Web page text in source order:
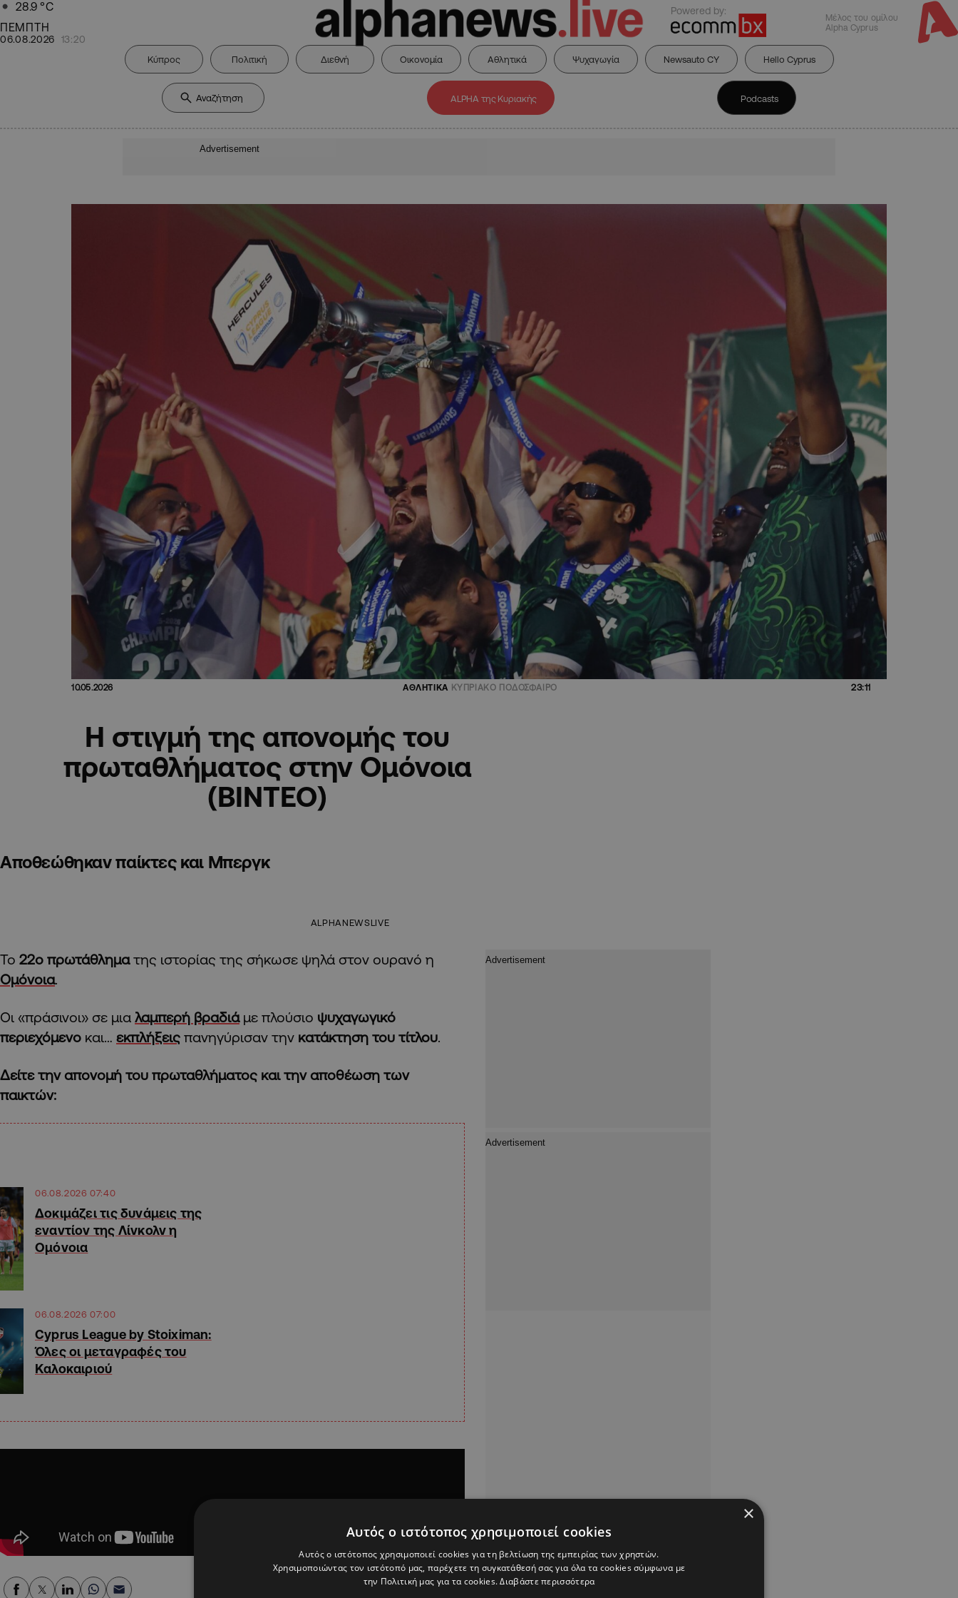
28.9 °C
ΠΕΜΠΤΗ
06.08.2026 13:20
Powered by:
Μέλος του ομίλου
Alpha Cyprus
Κύπρος Πολιτική Διεθνή Οικονομία Αθλητικά Ψυχαγωγία Newsauto CY Hello Cyprus
ALPHA της Κυριακής Podcasts
Advertisement
10.05.2026 ΑΘΛΗΤΙΚΑ ΚΥΠΡΙΑΚΟ ΠΟΔΟΣΦΑΙΡΟ 23:11
Η στιγμή της απονομής του
πρωταθλήματος στην Ομόνοια
(ΒΙΝΤΕΟ)
Αποθεώθηκαν παίκτες και Μπεργκ
ALPHANEWSLIVE
Το 22ο πρωτάθληματης ιστορίας της σήκωσε ψηλά στον ουρανό η
Ομόνοια.
Οι «πράσινοι» σε μια λαμπερή βραδιάμε πλούσιο ψυχαγωγικό
περιεχόμενο και… εκπλήξεις πανηγύρισαν την κατάκτηση του τίτλου.
Δείτε την απονομή του πρωταθλήματος και την αποθέωση των
παικτών:
06.08.2026 07:40
Δοκιμάζει τις δυνάμεις της
εναντίον της Λίνκολν η
Ομόνοια
06.08.2026 07:00
Cyprus League by Stoiximan:
Όλες οι μεταγραφές του
Καλοκαιριού
Alpha Podcasts
×
Αυτός ο ιστότοπος χρησιμοποιεί cookies
Αυτός ο ιστότοπος χρησιμοποιεί cookies για τη βελτίωση της εμπειρίας των χρηστών.
Χρησιμοποιώντας τον ιστότοπό μας, παρέχετε τη συγκατάθεσή σας για όλα τα cookies σύμφωνα με
την Πολιτική μας για τα cookies.Διαβάστε περισσότερα